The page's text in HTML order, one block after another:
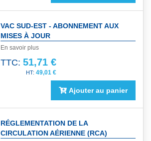
VAC SUD-EST - ABONNEMENT AUX
MISES À JOUR
En savoir plus
TTC: 51,71 €
49,01 €
Ajouter au panier
RÉGLEMENTATION DE LA
CIRCULATION AÉRIENNE (RCA)